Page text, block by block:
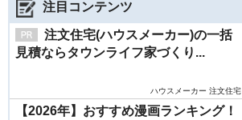
注目コンテンツ
注文住宅(ハウスメーカー)の一括
見積ならタウンライフ家づくり...
ハウスメーカー 注文住宅
【2026年】おすすめ漫画ランキング！